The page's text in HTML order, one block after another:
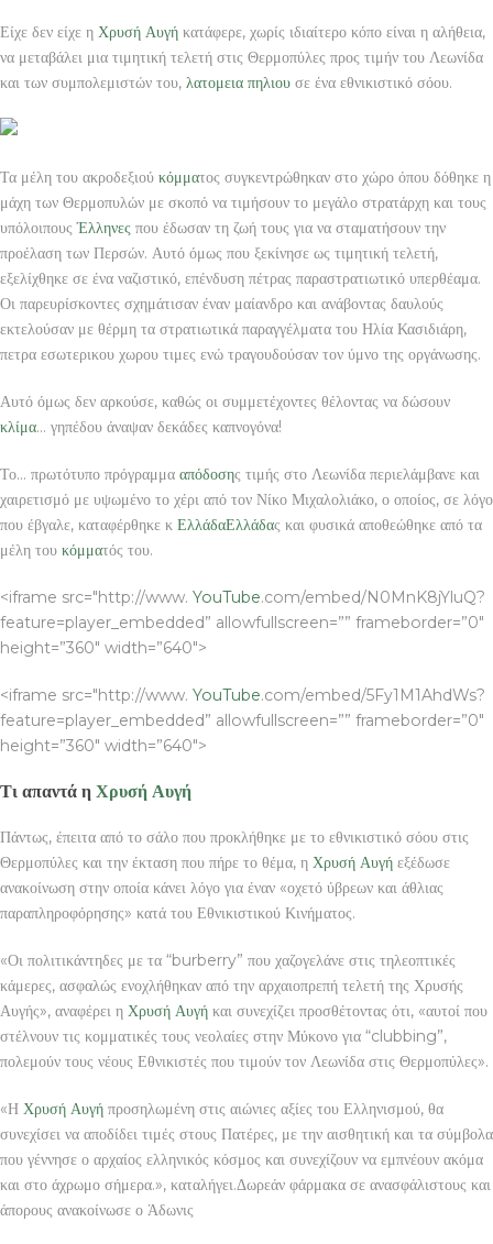
Είχε δεν είχε η Χρυσή Αυγή κατάφερε, χωρίς ιδιαίτερο κόπο είναι η αλήθεια,
να μεταβάλει μια τιμητική τελετή στις Θερμοπύλες προς τιμήν του Λεωνίδα
και των συμπολεμιστών του, λατομεια πηλιου σε ένα εθνικιστικό σόου.
Τα μέλη του ακροδεξιού κόμματος συγκεντρώθηκαν στο χώρο όπου δόθηκε η
μάχη των Θερμοπυλών με σκοπό να τιμήσουν το μεγάλο στρατάρχη και τους
υπόλοιπουςΈλληνες που έδωσαν τη ζωή τους για να σταματήσουν την
προέλαση των Περσών. Αυτό όμως που ξεκίνησε ως τιμητική τελετή,
εξελίχθηκε σε ένα ναζιστικό, επένδυση πέτρας παραστρατιωτικό υπερθέαμα.
Οι παρευρίσκοντες σχημάτισαν έναν μαίανδρο και ανάβοντας δαυλούς
εκτελούσαν με θέρμη τα στρατιωτικά παραγγέλματα του Ηλία Κασιδιάρη,
πετρα εσωτερικου χωρου τιμες ενώ τραγουδούσαν τον ύμνο της οργάνωσης.
Αυτό όμως δεν αρκούσε, καθώς οι συμμετέχοντες θέλοντας να δώσουν
κλίμα… γηπέδου άναψαν δεκάδες καπνογόνα!
Το… πρωτότυπο πρόγραμμα απόδοσης τιμής στο Λεωνίδα περιελάμβανε και
χαιρετισμό με υψωμένο το χέρι από τον Νίκο Μιχαλολιάκο, ο οποίος, σε λόγο
που έβγαλε, καταφέρθηκε κ ΕλλάδαΕλλάδας και φυσικά αποθεώθηκε από τα
μέλη του κόμματός του.
<iframe src="http://www. YouTube.com/embed/N0MnK8jYluQ?
feature=player_embedded” allowfullscreen=”” frameborder=”0″
height=”360″ width=”640″>
<iframe src="http://www. YouTube.com/embed/5Fy1M1AhdWs?
feature=player_embedded” allowfullscreen=”” frameborder=”0″
height=”360″ width=”640″>
Τι απαντά η Χρυσή Αυγή
Πάντως, έπειτα από το σάλο που προκλήθηκε με το εθνικιστικό σόου στις
Θερμοπύλες και την έκταση που πήρε το θέμα, η Χρυσή Αυγή εξέδωσε
ανακοίνωση στην οποία κάνει λόγο για έναν «οχετό ύβρεων και άθλιας
παραπληροφόρησης» κατά του Εθνικιστικού Κινήματος.
«Οι πολιτικάντηδες με τα “burberry” που χαζογελάνε στις τηλεοπτικές
κάμερες, ασφαλώς ενοχλήθηκαν από την αρχαιοπρεπή τελετή της Χρυσής
Αυγής», αναφέρει η Χρυσή Αυγή και συνεχίζει προσθέτοντας ότι, «αυτοί που
στέλνουν τις κομματικές τους νεολαίες στην Μύκονο για “clubbing”,
πολεμούν τους νέους Εθνικιστές που τιμούν τον Λεωνίδα στις Θερμοπύλες».
«Η Χρυσή Αυγή προσηλωμένη στις αιώνιες αξίες του Ελληνισμού, θα
συνεχίσει να αποδίδει τιμές στους Πατέρες, με την αισθητική και τα σύμβολα
που γέννησε ο αρχαίος ελληνικός κόσμος και συνεχίζουν να εμπνέουν ακόμα
και στο άχρωμο σήμερα.», καταλήγει.Δωρεάν φάρμακα σε ανασφάλιστους και
άπορους ανακοίνωσε ο Άδωνις